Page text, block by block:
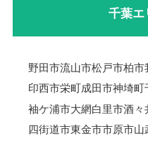
千葉エ
野田市流山市松戸市柏市
印西市栄町成田市神埼町
袖ケ浦市大網白里市酒々
四街道市東金市市原市山